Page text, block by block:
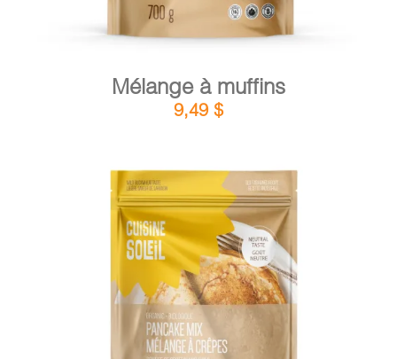
Mélange à muffins
9,49 $
AJOUTER AU PANIER